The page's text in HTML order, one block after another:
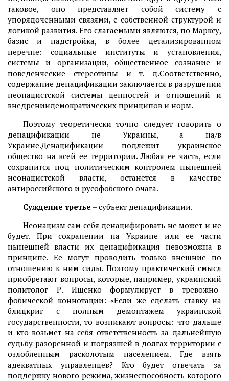
таковое, оно представляет собой систему с
упорядоченными связями, с собственной структурой и
логикой развития. Его слагаемыми являются, по Марксу,
базис и надстройка, в более детализированном
перечне: социальные институты и установления,
системы и организации, общественное сознание и
поведенческие стереотипы и т. д.Соответственно,
содержание денацификации заключается в разрушении
неонацистской системы ценностей и отношений и
внедрениидемократических принципов и норм.
Поэтому теоретически точно следует говорить о
денацификации не Украины, а на/в
Украине.Денацификации подлежит украинское
общество на всей ее территории. Любая ее часть, если
сохранится под политическим контролем нынешней
неонацистской власти, останется в качестве
антироссийского и русофобского очага.
Суждение третье – субъект денацификации.
Неонацизм сам себя денацифировать не может и не
будет. При сохранении на Украине или ее части
нынешней власти их денацификация невозможна в
принципе. Ее могут проводить только внешние по
отношению к ним силы. Поэтому практический смысл
приобретают вопросы, которые, например, украинский
политолог Р. Ищенко формулирует в тревожно-
фобической коннотации: «Если же сделать ставку на
блицкриг с полным демонтажем украинской
государственности, то возникают вопросы: что дальше
и кто возьмет на себя ответственность за дальнейшую
судьбу разоренной и погрязшей в долгах территории с
озлобленным расколотым населением. Где взять
адекватных управленцев? Кто будет отвечать за
поддержку нового режима, жизнеспособность которого